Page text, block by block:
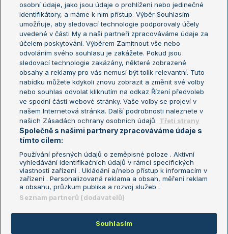
Žebříček WTA (ženy)
Sázkařský žebříček
French Open
Wimbledon
US Open
Turnaj mistrů
Turnaj mistryň
Aktualní trendy
Fotbalové přestupy
Livesport Daily
LS Prague Open
Podmínky užití
Nastavení soukromí
GDPR a žurnalistika
Reklama
Kontakt
Informace o zpracování osobních
údajů
osobní údaje, jako jsou údaje o prohlížení nebo jedinečné
identifikátory, a máme k nim přístup. Výběr Souhlasím
umožňuje, aby sledovací technologie podporovaly účely
uvedené v části My a naši partneři zpracováváme údaje za
účelem poskytování. Výběrem Zamítnout vše nebo
odvoláním svého souhlasu je zakážete. Pokud jsou
sledovací technologie zakázány, některé zobrazené
obsahy a reklamy pro vás nemusí být tolik relevantní. Tuto
nabídku můžete kdykoli znovu zobrazit a změnit své volby
nebo souhlas odvolat kliknutím na odkaz Řízení předvoleb
ve spodní části webové stránky. Vaše volby se projeví v
našem Internetová stránka. Další podrobnosti naleznete v
našich Zásadách ochrany osobních údajů. Třetí strany
Společně s našimi partnery zpracováváme údaje s
tímto cílem:
Používání přesných údajů o zeměpisné poloze . Aktivní
vyhledávání identifikačních údajů v rámci specifických
vlastností zařízení . Ukládání a/nebo přístup k informacím v
zařízení . Personalizovaná reklama a obsah, měření reklam
a obsahu, průzkum publika a rozvoj služeb .
Seznam partnerů (dodavatelů)
Souhlasím